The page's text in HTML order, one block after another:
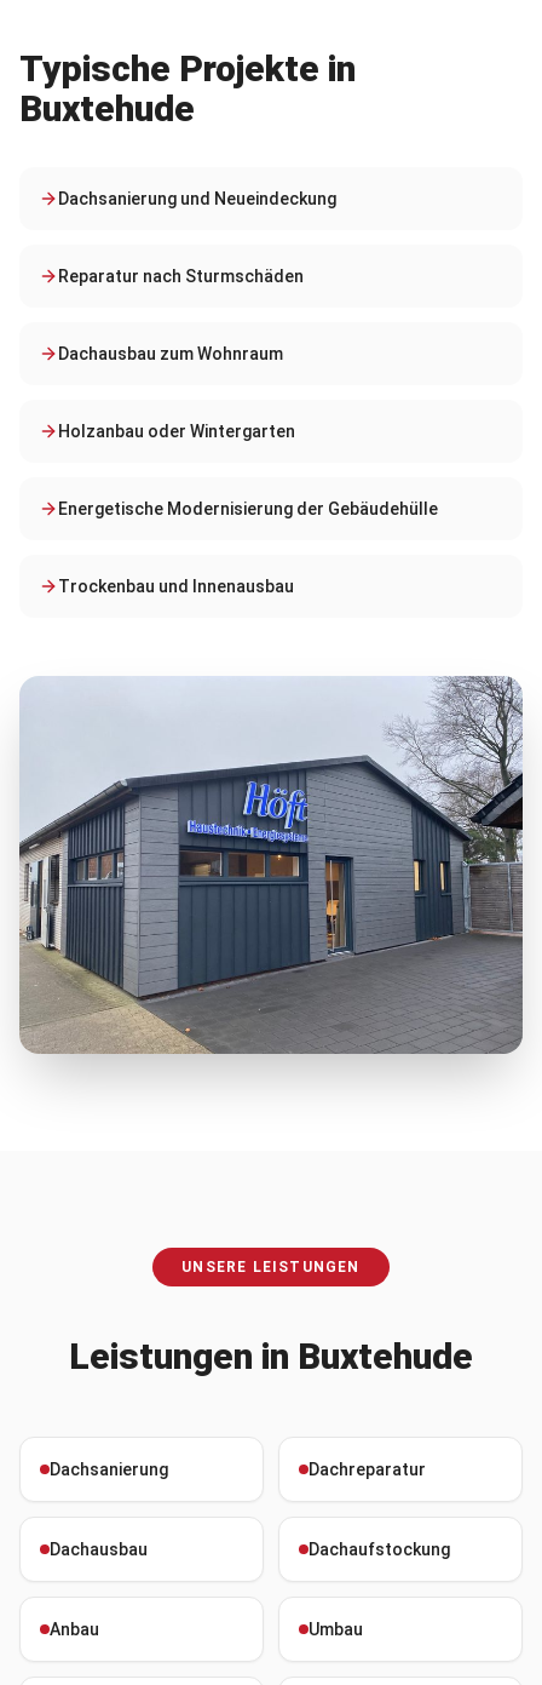
Typische Projekte in
Buxtehude
Dachsanierung und Neueindeckung
Reparatur nach Sturmschäden
Dachausbau zum Wohnraum
Holzanbau oder Wintergarten
Energetische Modernisierung der Gebäudehülle
Trockenbau und Innenausbau
UNSERE LEISTUNGEN
Leistungen in Buxtehude
Dachsanierung Dachreparatur
Dachausbau Dachaufstockung
Anbau Umbau